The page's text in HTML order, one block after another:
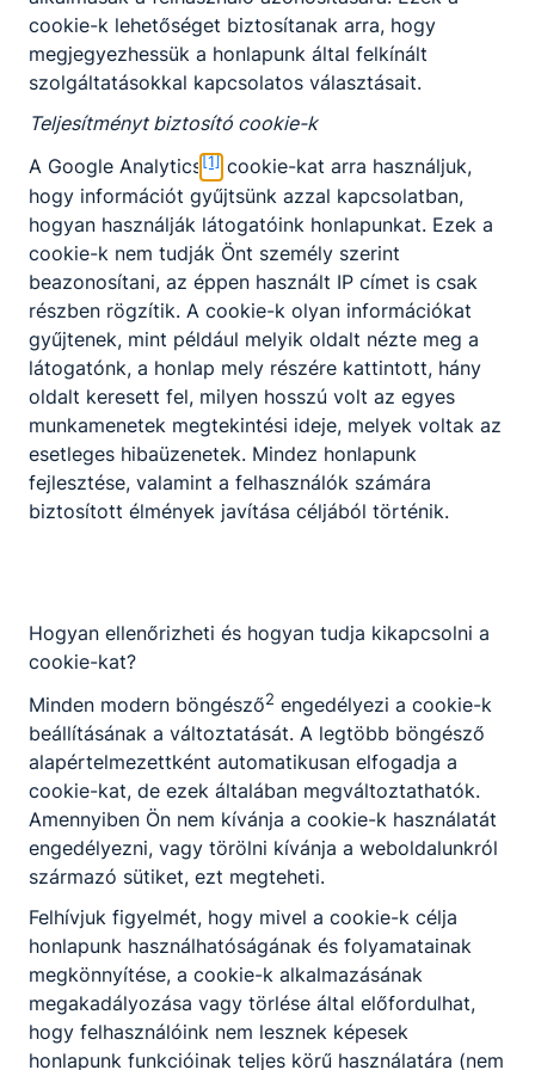
megálmodott szakma megszerzését, eljuttassuk
diákjainkat a kiszemelt csúcsra.
Jelenleg 9 ágazat 18 szakmájában indítunk túrákat
nagy tapasztalattal rendelkező hegyi vezetők
irányításával.Bármelyik kihívásra jelentkezel
garantált, hogy fantasztikus környezetben,
elhivatott, kiváló oktatókkal dolgozhatsz együtt a
küldetés sikeréért, a célul kitűzött szakma
megszerzéséért.
Vállaljuk, hogy a 3 vagy 5 éves hosszú kaland
során oktatóink jó serpaként sok terhet levesznek
majd a válladról és az egyéni képességedhez
igazodó, legeredményesebb úton vezetnek végig.
Honlapunkon folyamatosan információt adunk
expedíciós sikereinkről, betekintést nyújtunk
mindennapjainkba.
cookie-k lehetőséget biztosítanak arra, hogy
megjegyezhessük a honlapunk által felkínált
szolgáltatásokkal kapcsolatos választásait.
Teljesítményt biztosító cookie-k
A Google Analytics[1] cookie-kat arra használjuk,
hogy információt gyűjtsünk azzal kapcsolatban,
hogyan használják látogatóink honlapunkat. Ezek a
cookie-k nem tudják Önt személy szerint
beazonosítani, az éppen használt IP címet is csak
részben rögzítik. A cookie-k olyan információkat
gyűjtenek, mint például melyik oldalt nézte meg a
látogatónk, a honlap mely részére kattintott, hány
oldalt keresett fel, milyen hosszú volt az egyes
munkamenetek megtekintési ideje, melyek voltak az
esetleges hibaüzenetek. Mindez honlapunk
fejlesztése, valamint a felhasználók számára
biztosított élmények javítása céljából történik.
Hogyan ellenőrizheti és hogyan tudja kikapcsolni a
cookie-kat?
Minden modern böngésző2 engedélyezi a cookie-k
beállításának a változtatását. A legtöbb böngésző
alapértelmezettként automatikusan elfogadja a
cookie-kat, de ezek általában megváltoztathatók.
Amennyiben Ön nem kívánja a cookie-k használatát
engedélyezni, vagy törölni kívánja a weboldalunkról
származó sütiket, ezt megteheti.
Felhívjuk figyelmét, hogy mivel a cookie-k célja
honlapunk használhatóságának és folyamatainak
megkönnyítése, a cookie-k alkalmazásának
megakadályozása vagy törlése által előfordulhat,
hogy felhasználóink nem lesznek képesek
honlapunk funkcióinak teljes körű használatára (nem